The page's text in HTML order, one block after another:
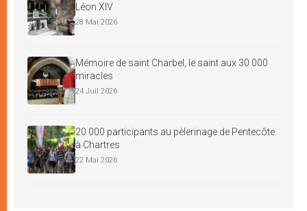
Léon XIV
28 Mai 2026
Mémoire de saint Charbel, le saint aux 30 000
miracles
24 Juil 2026
20 000 participants au pèlerinage de Pentecôte
à Chartres
22 Mai 2026